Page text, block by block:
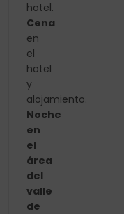
hotel.
Cena
en
el
hotel
y
alojamiento.
Noche
en
el
área
del
valle
de